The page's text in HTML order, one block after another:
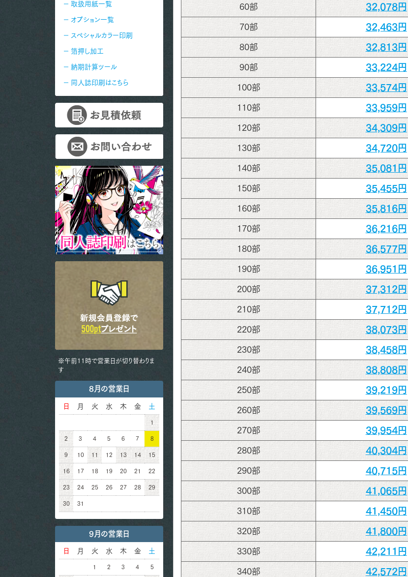
取扱用紙一覧
オプション一覧
スペシャルカラー印刷
箔押し加工
納期計算ツール
同人誌印刷はこちら
※午前11時で営業日が切り替わりま
す
8月の営業日
日 月 火 水 木 金 土
1
2 3 4 5 6 7 8
9 10 11 12 13 14 15
16 17 18 19 20 21 22
23 24 25 26 27 28 29
30 31
9月の営業日
日 月 火 水 木 金 土
1 2 3 4 5
60部 32,078円
70部 32,463円
80部 32,813円
90部 33,224円
100部 33,574円
110部 33,959円
120部 34,309円
130部 34,720円
140部 35,081円
150部 35,455円
160部 35,816円
170部 36,216円
180部 36,577円
190部 36,951円
200部 37,312円
210部 37,712円
220部 38,073円
230部 38,458円
240部 38,808円
250部 39,219円
260部 39,569円
270部 39,954円
280部 40,304円
290部 40,715円
300部 41,065円
310部 41,450円
320部 41,800円
330部 42,211円
340部 42,572円